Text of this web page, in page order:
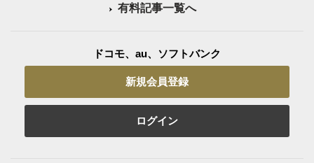
有料記事一覧へ
ドコモ、au、ソフトバンク
新規会員登録
ログイン